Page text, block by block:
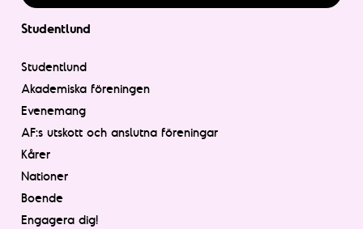
Studentlund
Studentlund
Akademiska föreningen
Evenemang
AF:s utskott och anslutna föreningar
Kårer
Nationer
Boende
Engagera dig!